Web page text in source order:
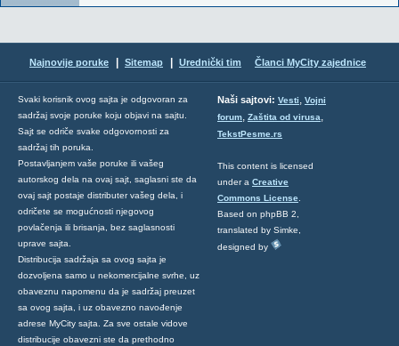
Najnovije poruke Sitemap Urednički tim Članci MyCity zajednice
Svaki korisnik ovog sajta je odgovoran za
sadržaj svoje poruke koju objavi na sajtu.
Sajt se odriče svake odgovornosti za
sadržaj tih poruka.
Postavljanjem vaše poruke ili vašeg
autorskog dela na ovaj sajt, saglasni ste da
ovaj sajt postaje distributer vašeg dela, i
odričete se mogućnosti njegovog
povlačenja ili brisanja, bez saglasnosti
uprave sajta.
Distribucija sadržaja sa ovog sajta je
dozvoljena samo u nekomercijalne svrhe, uz
obaveznu napomenu da je sadržaj preuzet
sa ovog sajta, i uz obavezno navođenje
adrese MyCity sajta. Za sve ostale vidove
distribucije obavezni ste da prethodno
Naši sajtovi: Vesti, Vojni
forum, Zaštita od virusa,
TekstPesme.rs
This content is licensed
under a Creative
Commons License
Based on phpBB 2,
translated by Simke,
designed by